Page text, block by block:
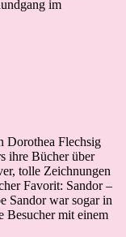
im
Dorothea Flechsig
ihre Bücher über
tolle Zeichnungen
Favorit: Sandor –
Sandor war sogar in
Besucher mit einem